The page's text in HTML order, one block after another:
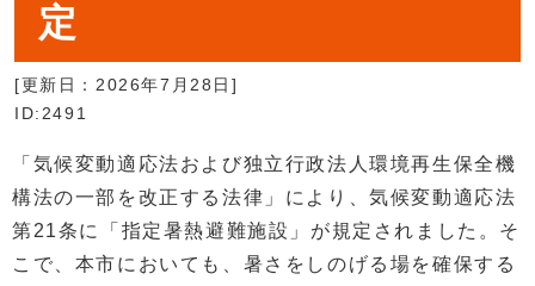
定
[更新日： 2026年7月28日 ]
ID:2491
「気候変動適応法および独立行政法人環境再生保全機
構法の一部を改正する法律」により、気候変動適応法
第21条に「指定暑熱避難施設」が規定されました。そ
こで、本市においても、暑さをしのげる場を確保する